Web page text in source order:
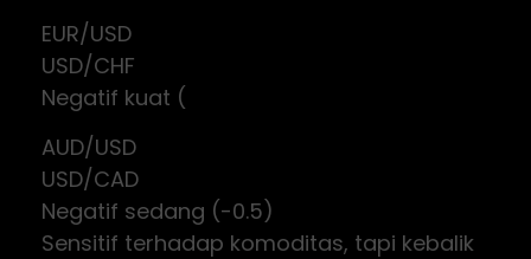
EUR/USD
USD/CHF
Negatif kuat (
AUD/USD
USD/CAD
Negatif sedang (-0.5)
Sensitif terhadap komoditas, tapi kebalik